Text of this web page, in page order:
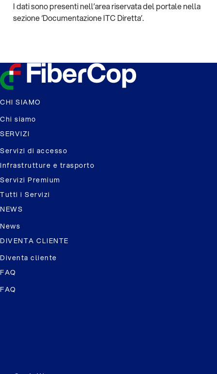
I dati sono presenti nell’area riservata del portale nella
sezione ‘Documentazione ITC Diretta’.
CHI SIAMO
Chi siamo
SERVIZI
Servizi di accesso
Infrastrutture e trasporto
Servizi Premium
Tutti i Servizi
NEWS
News
DIVENTA CLIENTE
Diventa cliente
FAQ
FAQ